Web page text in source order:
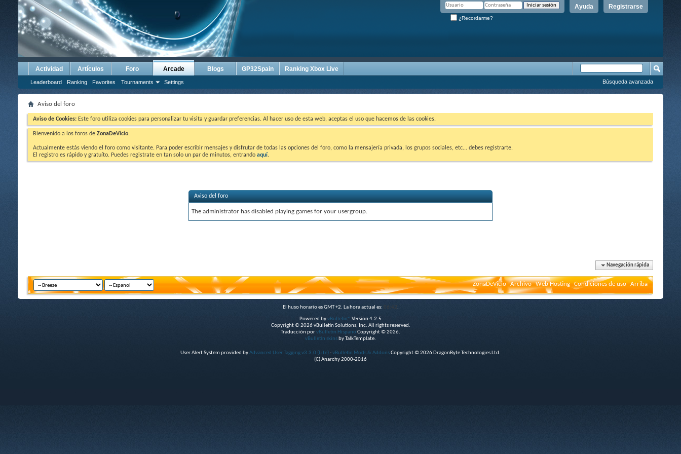
Registrarse
Ayuda
¿Recordarme?
Actividad Artículos Foro Arcade
Leaderboard Ranking Favorites Tournaments Settings
Blogs GP32Spain Ranking Xbox Live
Búsqueda avanzada
Aviso del foro
Aviso de Cookies: Este foro utiliza cookies para personalizar tu visita y guardar preferencias. Al hacer uso de esta web, aceptas el uso que hacemos de las cookies.
Bienvenido a los foros de ZonaDeVicio.
Actualmente estás viendo el foro como visitante. Para poder escribir mensajes y disfrutar de todas las opciones del foro, como la mensajería privada, los grupos sociales, etc... debes registrarte.
El registro es rápido y gratuíto. Puedes registrate en tan solo un par de minutos, entrando aquí.
Aviso del foro
The administrator has disabled playing games for your usergroup.
Navegación rápida
ZonaDeVicio Archivo Web Hosting Condiciones de uso Arriba
El huso horario es GMT +2. La hora actual es: 06:42.
Powered byvBulletin® Version 4.2.5
Copyright © 2026 vBulletin Solutions, Inc. All rights reserved.
Traducción porvBulletin Hispano Copyright © 2026.
vBulletin skins by TalkTemplate.
User Alert System provided byAdvanced User Tagging v3.3.0 (Lite)-vBulletin Mods & AddonsCopyright © 2026 DragonByte Technologies Ltd.
(C) Anarchy 2000-2016